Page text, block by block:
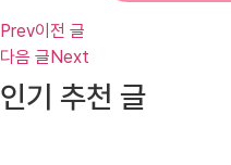
Prev이전 글
다음 글Next
인기 추천 글